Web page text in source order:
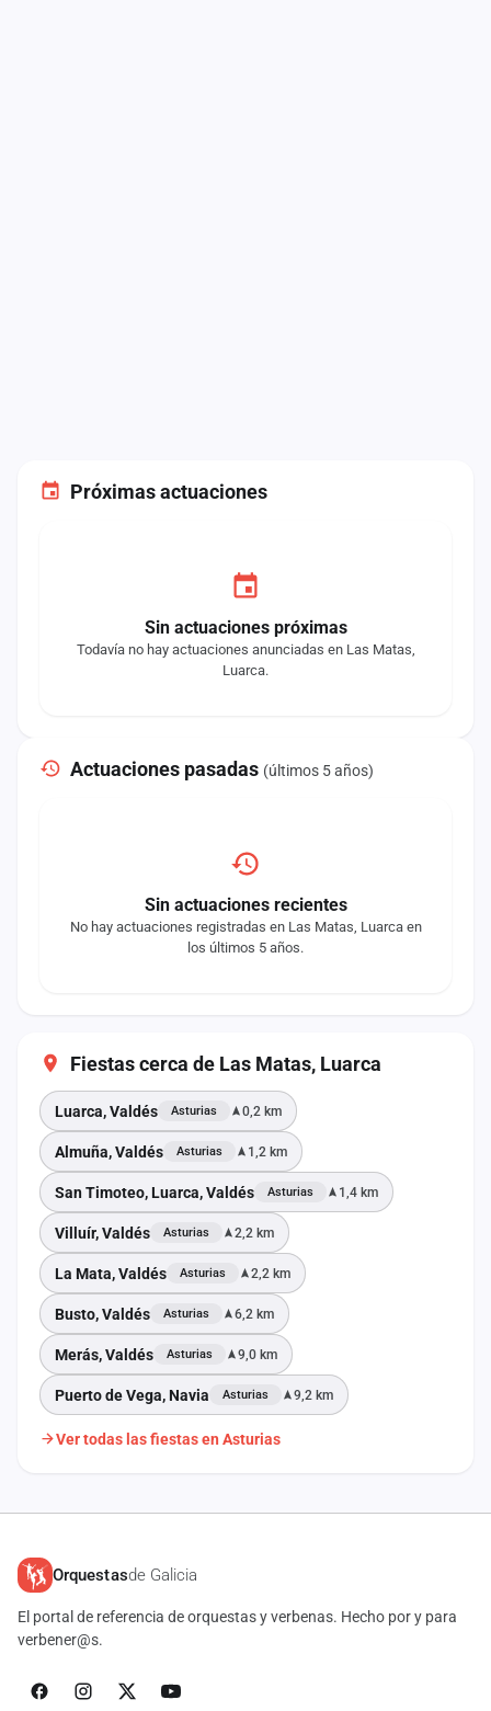
Próximas actuaciones
Sin actuaciones próximas
Todavía no hay actuaciones anunciadas en Las Matas,
Luarca.
Actuaciones pasadas (últimos 5 años)
Sin actuaciones recientes
No hay actuaciones registradas en Las Matas, Luarca en
los últimos 5 años.
Fiestas cerca de Las Matas, Luarca
Luarca, Valdés Asturias 0,2 km
Almuña, Valdés Asturias 1,2 km
San Timoteo, Luarca, Valdés Asturias 1,4 km
Villuír, Valdés Asturias 2,2 km
La Mata, Valdés Asturias 2,2 km
Busto, Valdés Asturias 6,2 km
Merás, Valdés Asturias 9,0 km
Puerto de Vega, Navia Asturias 9,2 km
Ver todas las fiestas en Asturias
Orquestasde Galicia
El portal de referencia de orquestas y verbenas. Hecho por y para
verbener@s.